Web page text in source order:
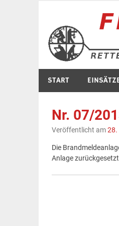
springen
START
Nr. 07/
Veröffentlicht am28.
Die
Anlage